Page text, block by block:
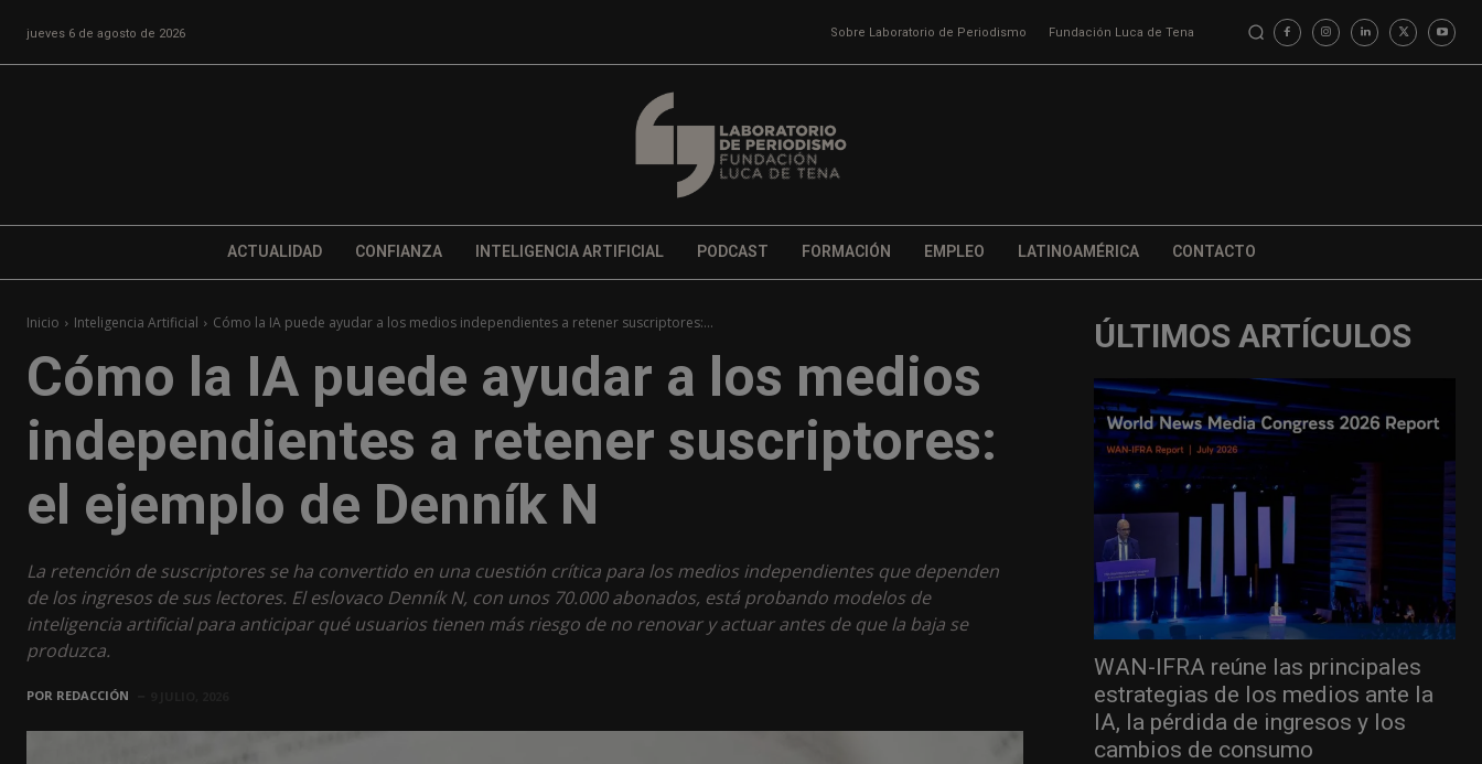
jueves 6 de agosto de 2026 Sobre Laboratorio de Periodismo Fundación Luca de Tena
ACTUALIDAD CONFIANZA INTELIGENCIA ARTIFICIAL PODCAST FORMACIÓN EMPLEO LATINOAMÉRICA CONTACTO
Inicio Inteligencia Artificial Cómo la IA puede ayudar a los medios independientes a retener suscriptores:...
Cómo la IA puede ayudar a los medios
independientes a retener suscriptores:
el ejemplo de Denník N
La retención de suscriptores se ha convertido en una cuestión crítica para los medios independientes que dependen
de los ingresos de sus lectores. El eslovaco Denník N, con unos 70.000 abonados, está probando modelos de
inteligencia artificial para anticipar qué usuarios tienen más riesgo de no renovar y actuar antes de que la baja se
produzca.
POR REDACCIÓN
ÚLTIMOS ARTÍCULOS
WAN-IFRA reúne las principales
estrategias de los medios ante la
IA, la pérdida de ingresos y los
cambios de consumo